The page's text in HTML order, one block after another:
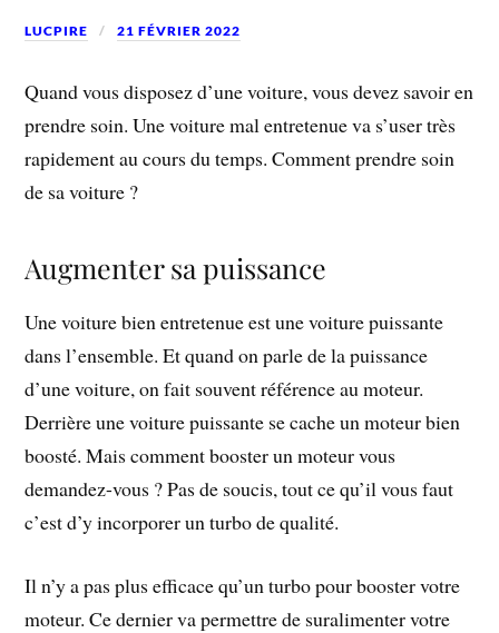
LUCPIRE 21 FÉVRIER 2022
Quand vous disposez d’une voiture, vous devez savoir en
prendre soin. Une voiture mal entretenue va s’user très
rapidement au cours du temps. Comment prendre soin
de sa voiture ?
Augmenter sa puissance
Une voiture bien entretenue est une voiture puissante
dans l’ensemble. Et quand on parle de la puissance
d’une voiture, on fait souvent référence au moteur.
Derrière une voiture puissante se cache un moteur bien
boosté. Mais comment booster un moteur vous
demandez-vous ? Pas de soucis, tout ce qu’il vous faut
c’est d’y incorporer un turbo de qualité.
Il n’y a pas plus efficace qu’un turbo pour booster votre
moteur. Ce dernier va permettre de suralimenter votre